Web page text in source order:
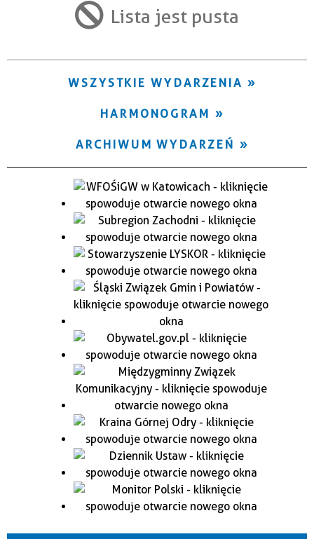
Trwające w zakresie Lista jest pusta
WSZYSTKIE WYDARZENIA
HARMONOGRAM
ARCHIWUM WYDARZEŃ